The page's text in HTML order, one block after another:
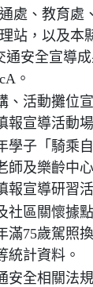
處、教育處
站，以及本
通安全宣導
。
、活動攤位
報宣導活動
學子「騎乘
師及樂齡中
報宣導研習
社區關懷據
滿75歲駕照
統計資料。
安全相關法